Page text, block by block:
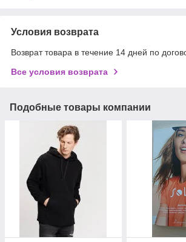
Условия возврата
Возврат товара в течение 14 дней по
Все условия возврата
Подобные товары компании